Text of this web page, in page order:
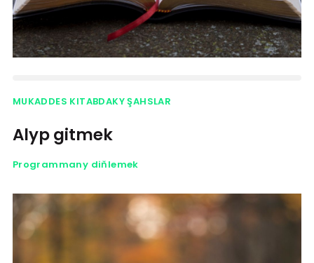
MUKADDES KITABDAKY ŞAHSLAR
Alyp gitmek
Programmany diňlemek